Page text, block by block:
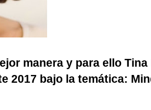
manera y para ello Tina
2017 bajo la temática: